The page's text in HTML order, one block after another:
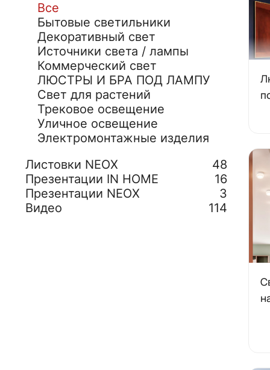
Все
Бытовые светильники
Декоративный свет
Источники света / лампы
Коммерческий свет
ЛЮСТРЫ И БРА ПОД ЛАМПУ
Свет для растений
Трековое освещение
Уличное освещение
Электромонтажные изделия
Листовки NEOX
48
Презентации IN HOME
16
Презентации NEOX
3
Видео
114